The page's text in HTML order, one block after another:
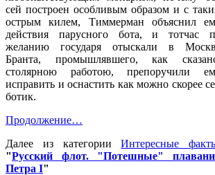
сей построен особливым образом и с
острым килем, Тиммерман объяснил
действия парусного бота, и тотчас
желанию государя отыскали в
Бранта, промышлявшего, как
столярною работою, препоручили
исправить и оснастить как можно скорее
ботик.
Продолжение…
Далее из категорииИнтересные
"Русский флот. "Потешные"
Петра I"